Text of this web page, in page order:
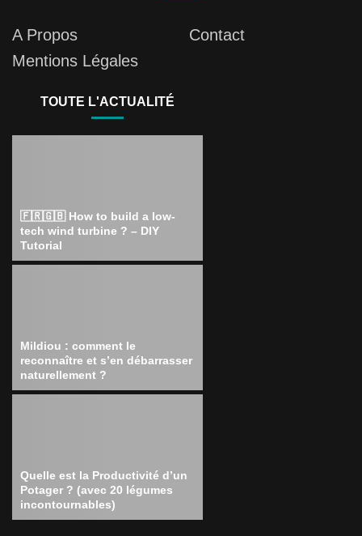
A Propos
Contact
Mentions Légales
TOUTE L'ACTUALITÉ
🇫🇷🇬🇧 How to build a low-
tech wind turbine ? – DIY
Tutorial
Mildiou : comment le
reconnaître et s’en débarrasser
naturellement ?
Quelle est la Productivité d’un
Potager ? (avec 20 légumes
incontournables)